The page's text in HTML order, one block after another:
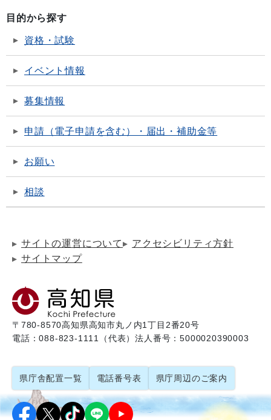
目的から探す
資格・試験
イベント情報
募集情報
申請（電子申請を含む）・届出・補助金等
お願い
相談
サイトの運営について
アクセシビリティ方針
サイトマップ
〒780-8570高知県高知市丸ノ内1丁目2番20号
電話：088-823-1111（代表）法人番号：5000020390003
県庁舎配置一覧 電話番号表 県庁周辺のご案内